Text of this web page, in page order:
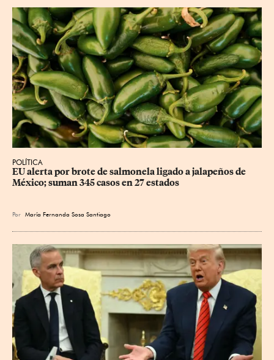
POLÍTICA
EU alerta por brote de salmonela ligado a jalapeños de
México; suman 345 casos en 27 estados
Por María Fernanda Sosa Santiago